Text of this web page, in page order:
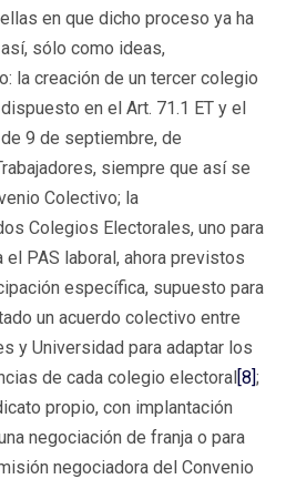
en que dicho proceso ya ha
sólo como ideas,
la creación de un tercer colegio
en el Art. 71.1 ET y el
9 de septiembre, de
siempre que así se
Colectivo; la
Colegios Electorales, uno para
PAS laboral, ahora previstos
específica, supuesto para
un acuerdo colectivo entre
y Universidad para adaptar los
de cada colegio electoral[8];
propio, con implantación
negociación de franja o para
negociadora del Convenio